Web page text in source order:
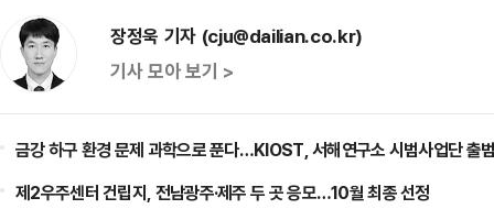
장정욱 기자 (cju@dailian.co.kr)
기사 모아 보기 >
금강 하구 환경 문제 과학으로 푼다…KIOST, 서해연구소 시범사업단 출
제2우주센터 건립지, 전남광주·제주 두 곳 응모…10월 최종 선정